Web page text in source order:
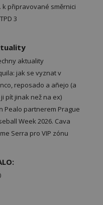
k připravované směrnici
3
aktuality
jak se vyznat v
reposado a añejo (a
pít jinak než na ex)
Pealo partnerem Prague
Week 2026. Cava
Serra pro VIP zónu